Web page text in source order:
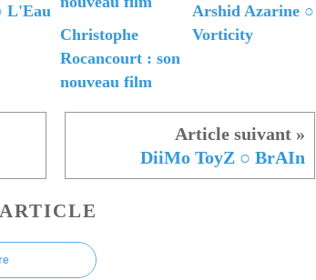
L'Eau
Christophe
Rocancourt : son
nouveau film
Arshid Azarine ○
Vorticity
DiiMo ToyZ ○ BrAIn